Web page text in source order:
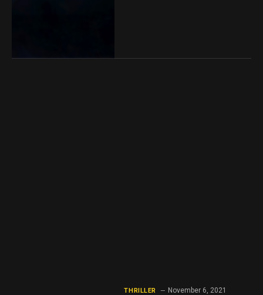
THRILLER November 6, 2021